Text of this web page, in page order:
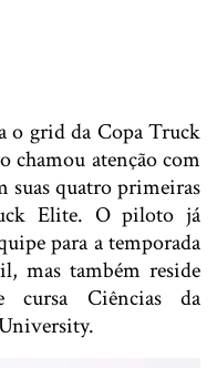
o grid da Copa Truck
chamou atenção com
suas quatro primeiras
Elite. O piloto já
para a temporada
mas também reside
cursa Ciências da